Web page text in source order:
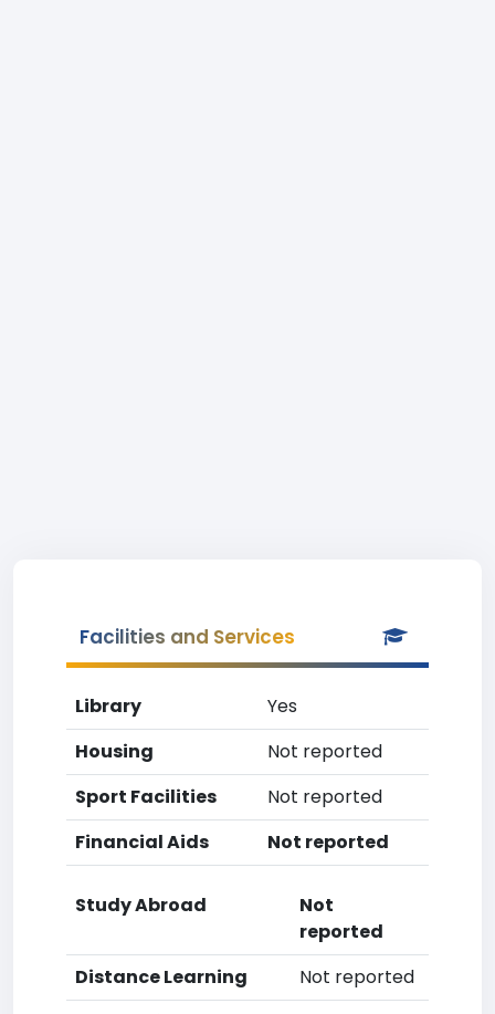
Facilities and Services
Library
Yes
Housing
Not reported
Sport Facilities
Not reported
Financial Aids
Not reported
Study Abroad
Not
reported
Distance Learning
Not reported